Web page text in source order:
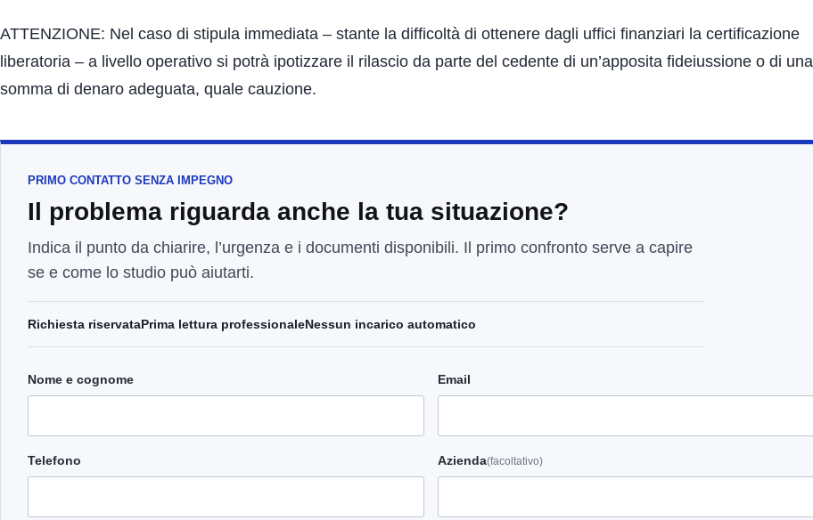
ATTENZIONE: Nel caso di stipula immediata – stante la difficoltà di ottenere dagli uffici finanziari la certificazione
liberatoria – a livello operativo si potrà ipotizzare il rilascio da parte del cedente di un’apposita fideiussione o di una
somma di denaro adeguata, quale cauzione.
PRIMO CONTATTO SENZA IMPEGNO
Il problema riguarda anche la tua situazione?
Indica il punto da chiarire, l’urgenza e i documenti disponibili. Il primo confronto serve a capire
se e come lo studio può aiutarti.
Richiesta riservataPrima lettura professionaleNessun incarico automatico
Nome e cognome Email
Telefono Azienda(facoltativo)